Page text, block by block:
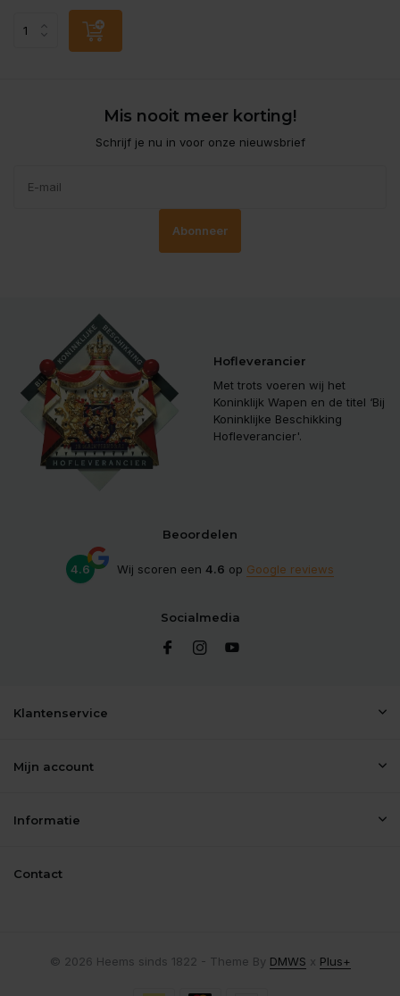
Mis nooit meer korting!
Schrijf je nu in voor onze nieuwsbrief
Abonneer
Hofleverancier
Met trots voeren wij het
Koninklijk Wapen en de titel ‘Bij
Koninklijke Beschikking
Hofleverancier'.
Beoordelen
4.6 Wij scoren een 4.6 op Google reviews
Socialmedia
Klantenservice
Mijn account
Informatie
Contact
© 2026 Heems sinds 1822 - Theme By DMWS x Plus+